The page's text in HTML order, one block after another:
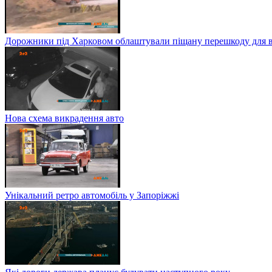
Дорожники під Харковом облаштували піщану перешкоду для
Нова схема викрадення авто
Унікальний ретро автомобіль у Запоріжжі